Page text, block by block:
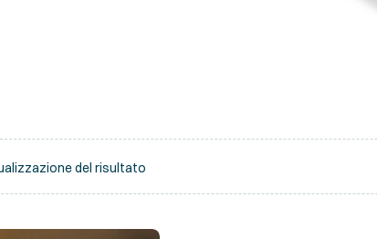
del risultato